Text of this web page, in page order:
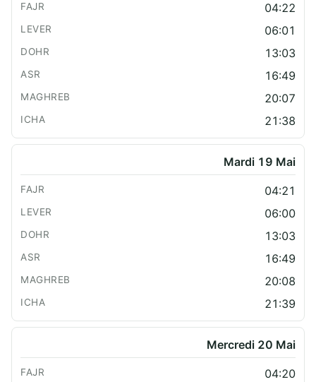
04:22
06:01
13:03
16:49
20:07
21:38
Mardi 19 Mai
04:21
06:00
13:03
16:49
20:08
21:39
Mercredi 20 Mai
04:20